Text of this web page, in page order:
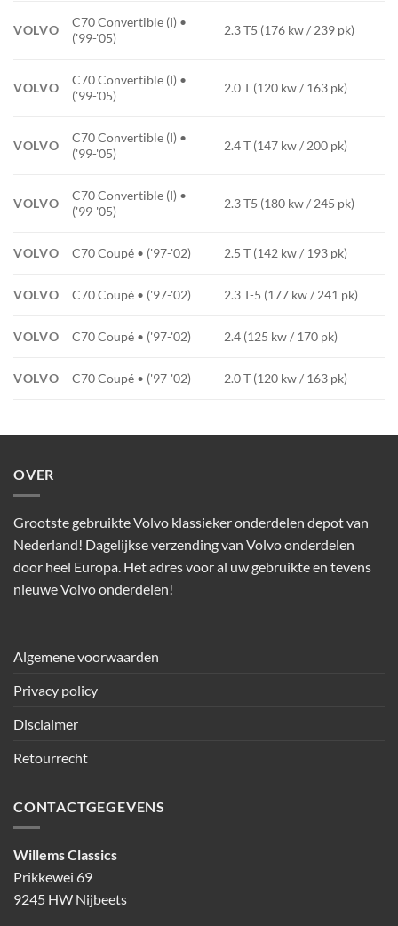
VOLVO
C70 Convertible (I) •
('99-'05)
2.3 T5 (176 kw / 239 pk)
VOLVO
C70 Convertible (I) •
('99-'05)
2.0 T (120 kw / 163 pk)
VOLVO
C70 Convertible (I) •
('99-'05)
2.4 T (147 kw / 200 pk)
VOLVO
C70 Convertible (I) •
('99-'05)
2.3 T5 (180 kw / 245 pk)
VOLVO C70 Coupé • ('97-'02) 2.5 T (142 kw / 193 pk)
VOLVO C70 Coupé • ('97-'02) 2.3 T-5 (177 kw / 241 pk)
VOLVO C70 Coupé • ('97-'02) 2.4 (125 kw / 170 pk)
VOLVO C70 Coupé • ('97-'02) 2.0 T (120 kw / 163 pk)
OVER
Grootste gebruikte Volvo klassieker onderdelen depot van
Nederland! Dagelijkse verzending van Volvo onderdelen
door heel Europa. Het adres voor al uw gebruikte en tevens
nieuwe Volvo onderdelen!
Algemene voorwaarden
Privacy policy
Disclaimer
Retourrecht
CONTACTGEGEVENS
Willems Classics
Prikkewei 69
9245 HW Nijbeets